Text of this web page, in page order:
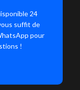
24
suffit de
pour
!